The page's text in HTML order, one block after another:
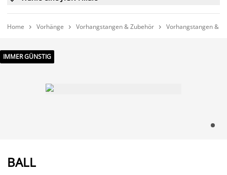
Home  Vorhänge  Vorhangstangen & Zubehör  Vorhangstangen &
IMMER GÜNSTIG
BALL